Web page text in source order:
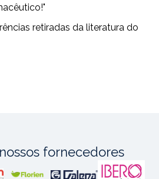
retiradas da literatura do
fornecedores